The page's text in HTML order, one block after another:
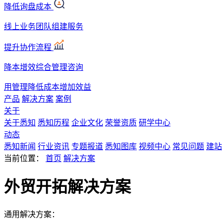
降低询盘成本
线上业务团队组建服务
提升协作流程
降本增效综合管理咨询
用管理降低成本增加效益
产品 解决方案 案例
关于
关于悉知 悉知历程 企业文化 荣誉资质 研学中心
动态
悉知新闻 行业资讯 专题报道 悉知图库 视频中心 常见问题 建
当前位置：
首页 解决方案
外贸开拓解决方案
通用解决方案：